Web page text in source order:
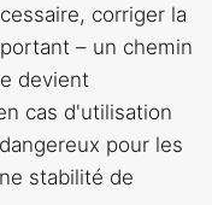
corriger la
– un chemin
devient
cas d'utilisation
pour les
stabilité de